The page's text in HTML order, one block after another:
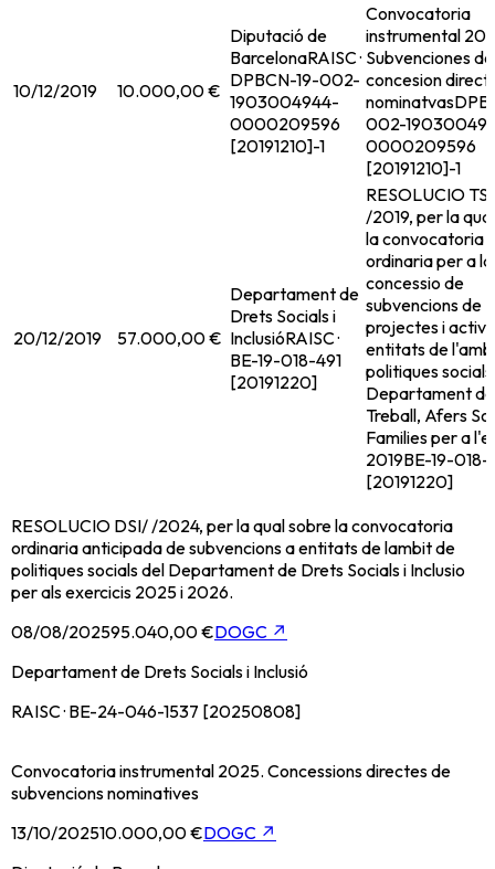
10/12/2019 10.000,00 €
Diputació de
BarcelonaRAISC ·
DPBCN-19-002-
1903004944-
0000209596
[20191210]-1
Convocatoria
instrumental
Subvenciones de
concesion
nominatvas
002-
0000209596
[20191210]-1
20/12/2019 57.000,00 €
Departament de
Drets Socials i
InclusióRAISC ·
BE-19-018-491
[20191220]
RESOLUCIO
/2019, per la
la convocatoria
ordinaria per a la
concessio de
subvencions de
projectes i
entitats de
politiques
Departament de
Treball, Afers
Families per a
2019BE-19-018-
[20191220]
RESOLUCIO DSI/ /2024, per la qual sobre la convocatoria
ordinaria anticipada de subvencions a entitats de lambit de
politiques socials del Departament de Drets Socials i Inclusio
per als exercicis 2025 i 2026.
08/08/202595.040,00 €DOGC ↗
Departament de Drets Socials i Inclusió
RAISC · BE-24-046-1537 [20250808]
Convocatoria instrumental 2025. Concessions directes de
subvencions nominatives
13/10/202510.000,00 €DOGC ↗